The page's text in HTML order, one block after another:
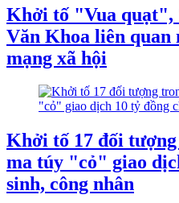
Khởi tố "Vua
Văn Khoa liên quan
mạng xã hội
Khởi tố 17 đối
ma túy "cỏ" giao
sinh, công nhân